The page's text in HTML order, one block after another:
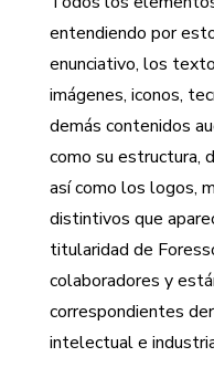
entendiendo por
enunciativo, los
imágenes, iconos,
demás contenidos
como su estructura,
así como los logos,
distintivos que
titularidad de
colaboradores y
correspondientes
intelectual e